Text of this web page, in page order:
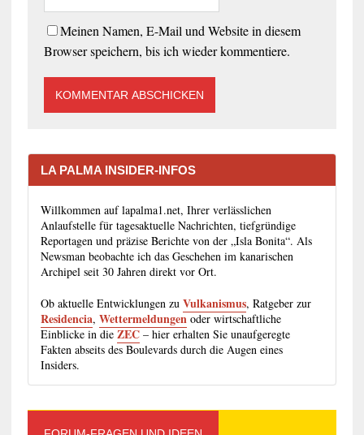
Meinen Namen, E-Mail und Website in diesem
Browser speichern, bis ich wieder kommentiere.
LA PALMA INSIDER-INFOS
Willkommen auf lapalma1.net, Ihrer verlässlichen
Anlaufstelle für tagesaktuelle Nachrichten, tiefgründige
Reportagen und präzise Berichte von der „Isla Bonita“. Als
Newsman beobachte ich das Geschehen im kanarischen
Archipel seit 30 Jahren direkt vor Ort.
Ob aktuelle Entwicklungen zu Vulkanismus, Ratgeber zur
Residencia, Wettermeldungenoder wirtschaftliche
Einblicke in die ZEC– hier erhalten Sie unaufgeregte
Fakten abseits des Boulevards durch die Augen eines
Insiders.